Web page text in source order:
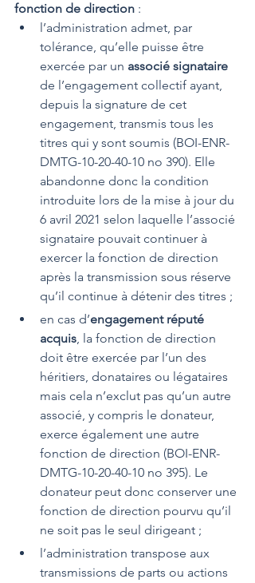
fonction de direction :
l’administration admet, par
tolérance, qu’elle puisse être
exercée par un associé signataire
de l’engagement collectif ayant,
depuis la signature de cet
engagement, transmis tous les
titres qui y sont soumis (BOI-ENR-
DMTG-10-20-40-10 no 390). Elle
abandonne donc la condition
introduite lors de la mise à jour du
6 avril 2021 selon laquelle l’associé
signataire pouvait continuer à
exercer la fonction de direction
après la transmission sous réserve
qu’il continue à détenir des titres ;
en cas d’engagement réputé
acquis, la fonction de direction
doit être exercée par l’un des
héritiers, donataires ou légataires
mais cela n’exclut pas qu’un autre
associé, y compris le donateur,
exerce également une autre
fonction de direction (BOI-ENR-
DMTG-10-20-40-10 no 395). Le
donateur peut donc conserver une
fonction de direction pourvu qu’il
ne soit pas le seul dirigeant ;
l’administration transpose aux
transmissions de parts ou actions